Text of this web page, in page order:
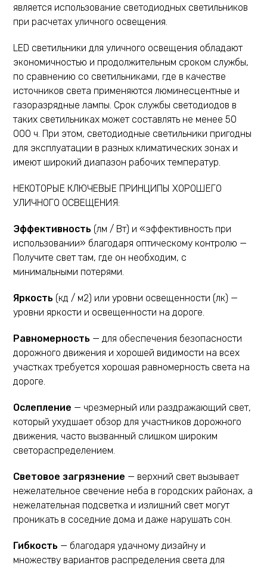
является использование светодиодных светильников
при расчетах уличного освещения.
LED светильники для уличного освещения обладают
экономичностью и продолжительным сроком службы,
по сравнению со светильниками, где в качестве
источников света применяются люминесцентные и
газоразрядные лампы. Срок службы светодиодов в
таких светильниках может составлять не менее 50
000 ч. При этом, светодиодные светильники пригодны
для эксплуатации в разных климатических зонах и
имеют широкий диапазон рабочих температур.
НЕКОТОРЫЕ КЛЮЧЕВЫЕ ПРИНЦИПЫ ХОРОШЕГО
УЛИЧНОГО ОСВЕЩЕНИЯ:
Эффективность (лм / Вт) и «эффективность при
использовании» благодаря оптическому контролю —
Получите свет там, где он необходим, с
минимальными потерями.
Яркость (кд / м2) или уровни освещенности (лк) —
уровни яркости и освещенности на дороге.
Равномерность — для обеспечения безопасности
дорожного движения и хорошей видимости на всех
участках требуется хорошая равномерность света на
дороге.
Ослепление — чрезмерный или раздражающий свет,
который ухудшает обзор для участников дорожного
движения, часто вызванный слишком широким
светораспределением.
Световое загрязнение — верхний свет вызывает
нежелательное свечение неба в городских районах, а
нежелательная подсветка и излишний свет могут
проникать в соседние дома и даже нарушать сон.
Гибкость — благодаря удачному дизайну и
множеству вариантов распределения света для